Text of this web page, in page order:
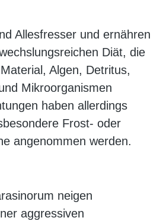
Allesfresser und ernähren
Diät, die
Algen, Detritus,
Mikroorganismen
haben allerdings
Frost- oder
angenommen werden.
neigen
aggressiven